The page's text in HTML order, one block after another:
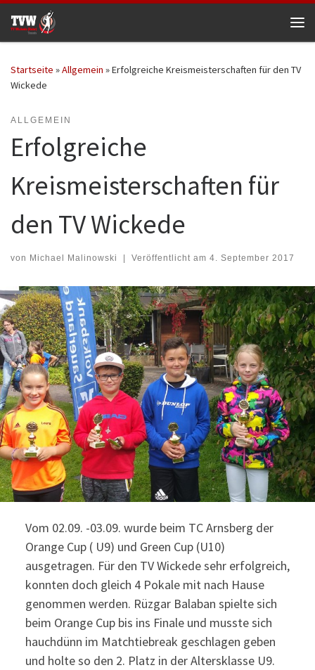
Zum Inhalt springen
Startseite »Allgemein »Erfolgreiche Kreismeisterschaften für den TV
Wickede
ALLGEMEIN
Erfolgreiche
Kreismeisterschaften für
den TV Wickede
von Michael Malinowski | Veröffentlicht am 4. September 2017
Vom 02.09. -03.09. wurde beim TC Arnsberg der
Orange Cup ( U9) und Green Cup (U10)
ausgetragen. Für den TV Wickede sehr erfolgreich,
konnten doch gleich 4 Pokale mit nach Hause
genommen werden. Rüzgar Balaban spielte sich
beim Orange Cup bis ins Finale und musste sich
hauchdünn im Matchtiebreak geschlagen geben
und holte so den 2. Platz in der Altersklasse U9.